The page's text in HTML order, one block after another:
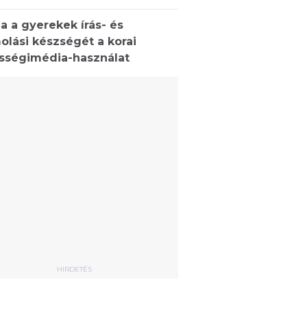
a gyerekek írás- és
készségét a korai
használat
HIRDETÉS